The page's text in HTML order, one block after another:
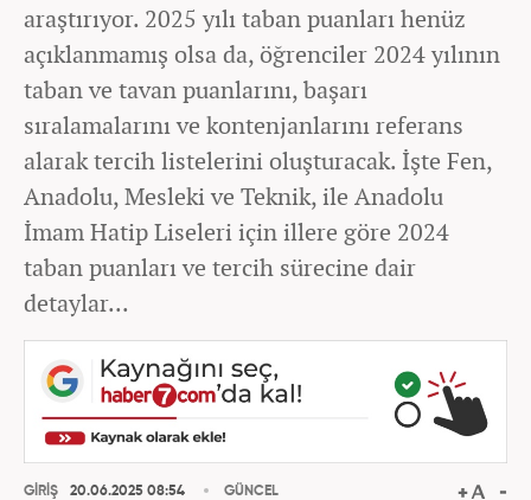
araştırıyor. 2025 yılı taban puanları henüz
açıklanmamış olsa da, öğrenciler 2024 yılının
taban ve tavan puanlarını, başarı
sıralamalarını ve kontenjanlarını referans
alarak tercih listelerini oluşturacak. İşte Fen,
Anadolu, Mesleki ve Teknik, ile Anadolu
İmam Hatip Liseleri için illere göre 2024
taban puanları ve tercih sürecine dair
detaylar...
GİRİŞ
20.06.2025 08:54
GÜNCEL